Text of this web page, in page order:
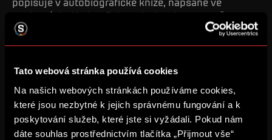
Tato webová stránka používá cookies
Na našich webových stránkách používáme cookies,
které jsou nezbytné k jejich správnému fungování a k
poskytování služeb, které jste si vyžádali. Pokud nám
dáte souhlas prostřednictvím tlačítka „Přijmout vše“
spolupráci s Karlem Feltem, i rekordman v počtu
ligových titulů Jiří Novotný. Samotný název „Sparta,
v knize „Moje pravda“, která spojuje úspěšná léta
v posledních letech vydali i další fotbalisté, jejichž
jméno je nesmazatelně spojeno se sparťanskou
historií – Tomáš Řepka, Pavel Nedvěd, Petr Čech,
Pavel Horváth, František Straka či Tomáš Řepka.